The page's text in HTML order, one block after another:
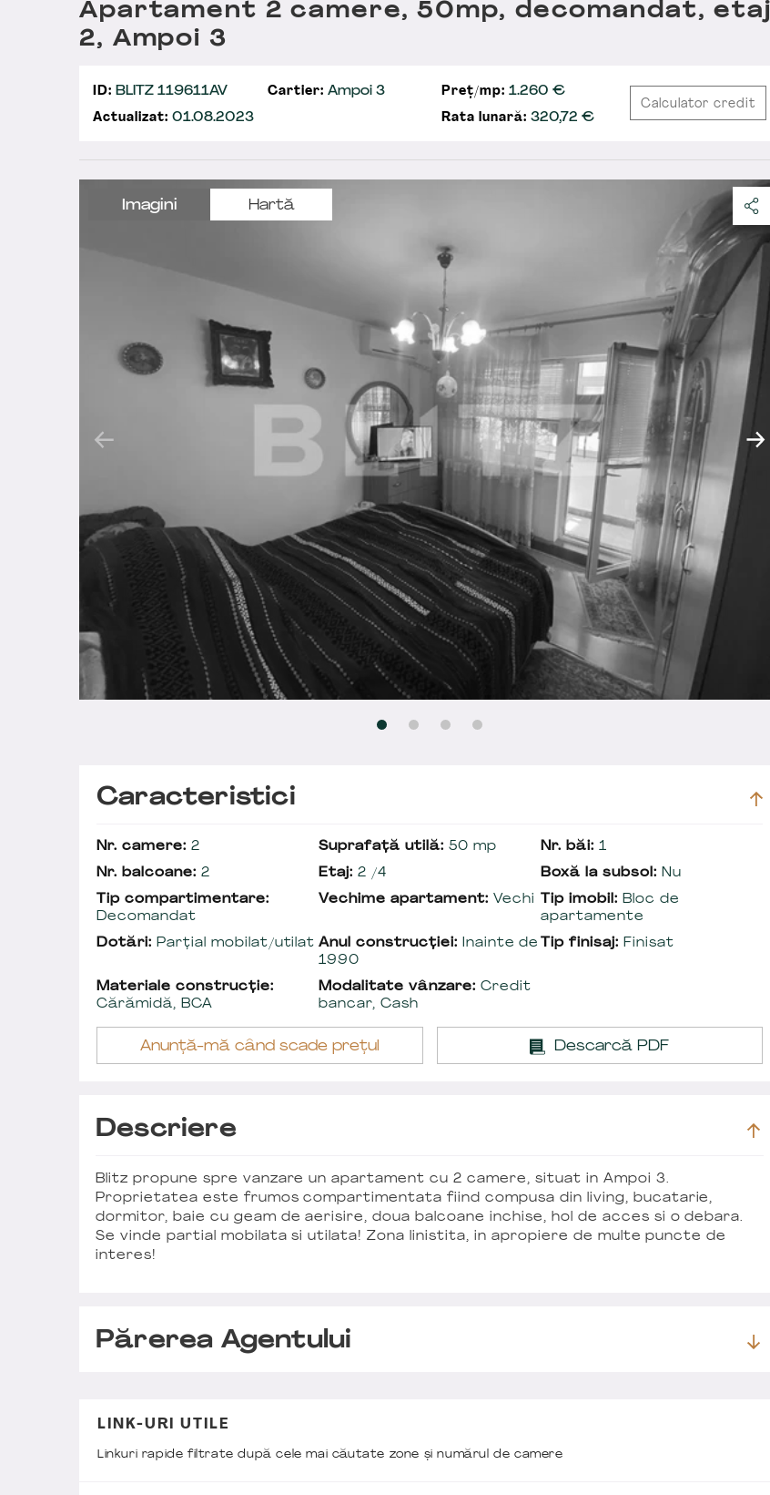
Imagini Hartă
Apartament 2 camere, 50mp, decomandat, etaj
2, Ampoi 3
ID: BLITZ 119611AV Cartier: Ampoi 3 Preț/mp: 1.260 €
Actualizat: 01.08.2023 Rata lunară:320,72 €
Calculator credit
Caracteristici
Nr. camere: 2 Suprafață utilă: 50 mp Nr. băi: 1
Nr. balcoane: 2 Etaj: 2 /4 Boxă la subsol: Nu
Tip compartimentare:
Decomandat
Vechime apartament: Vechi Tip imobil: Bloc de
apartamente
Dotări: Parțial mobilat/utilat Anul construcției: Inainte de
1990
Tip finisaj: Finisat
Materiale construcție:
Cărămidă, BCA
Modalitate vânzare: Credit
bancar, Cash
Anunță-mă când scade prețul Descarcă PDF
Descriere
Blitz propune spre vanzare un apartament cu 2 camere, situat in Ampoi 3.
Proprietatea este frumos compartimentata fiind compusa din living, bucatarie,
dormitor, baie cu geam de aerisire, doua balcoane inchise, hol de acces si o debara.
Se vinde partial mobilata si utilata! Zona linistita, in apropiere de multe puncte de
interes!
Părerea Agentului
LINK-URI UTILE
Linkuri rapide filtrate după cele mai căutate zone și numărul de camere